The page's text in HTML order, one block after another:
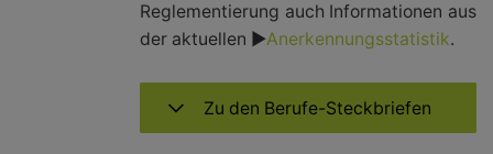
Reglementierung auch Informationen aus
der aktuellen ►Anerkennungsstatistik.
Zu den Berufe-Steckbriefen